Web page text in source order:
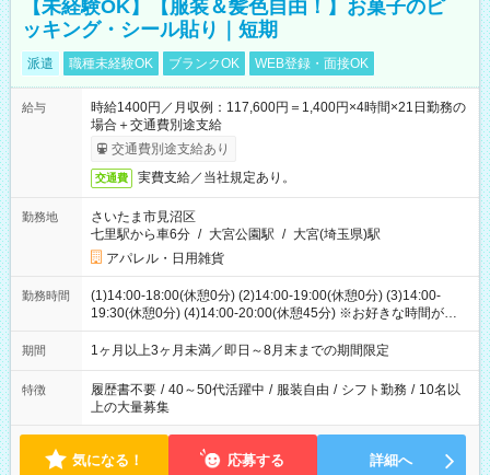
【未経験OK】【服装＆髪色自由！】お菓子のピ
ッキング・シール貼り｜短期
派遣 職種未経験OK ブランクOK WEB登録・面接OK
給与
時給1400円／月収例：117,600円＝1,400円×4時間×21日勤務の
場合＋交通費別途支給
交通費別途支給あり
交通費 実費支給／当社規定あり。
勤務地
さいたま市見沼区
七里駅から車6分 / 大宮公園駅 / 大宮(埼玉県)駅
アパレル・日用雑貨
勤務時間
(1)14:00-18:00(休憩0分) (2)14:00-19:00(休憩0分) (3)14:00-
19:30(休憩0分) (4)14:00-20:00(休憩45分) ※お好きな時間が選べ
ます
期間 1ヶ月以上3ヶ月未満／即日～8月末までの期間限定
特徴 履歴書不要 / 40～50代活躍中 / 服装自由 / シフト勤務 / 10名以
上の大量募集
気になる！ 応募する 詳細へ